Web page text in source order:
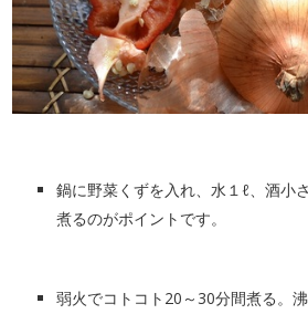
鍋に野菜くずを入れ、水１ℓ、酒小
煮るのがポイントです。
弱火でコトコト20～30分間煮る。